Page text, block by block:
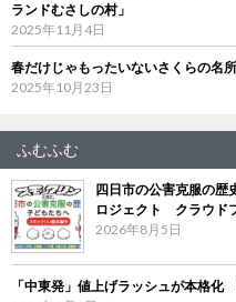
ランドむさしの村」
2025年11月4日
春だけじゃもったいないさくらの名
2025年10月23日
ふむふむ
四日市の公害克服の歴
ロジェクト クラウド
2026年8月5日
「中東発」値上げラッシュが本格